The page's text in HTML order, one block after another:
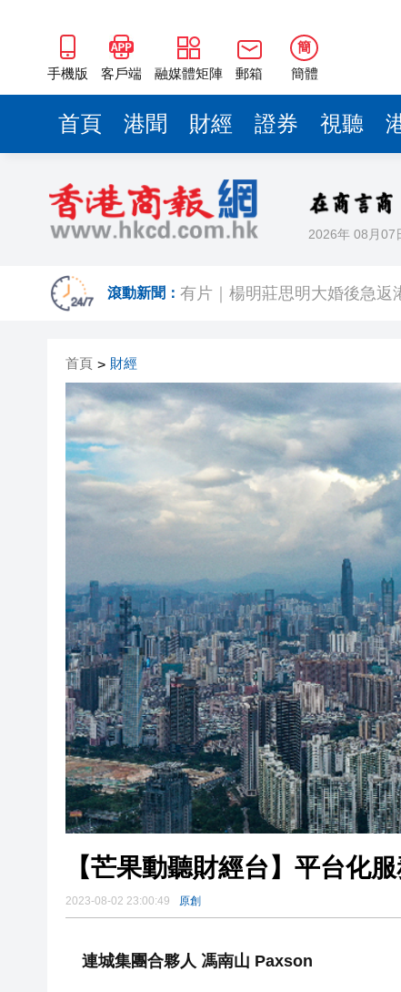
手機版 客戶端 融媒體矩陣 郵箱
簡
簡體
首頁 港聞 財經 證券 視聽
2026年 08月07
滾動新聞： 有片｜楊明莊思明大婚後急返
有片丨【《愛回家》迎大結
叔」黎彼得
入境處反非法勞工行動拘12人
社署籲市民提防偽冒社署通訊
李家超：鼓勵保險業開發跨境
首頁 > 財經
【芒果動聽財經台】平台化
2023-08-02 23:00:49 原創
連城集團合夥人 馮南山 Paxson